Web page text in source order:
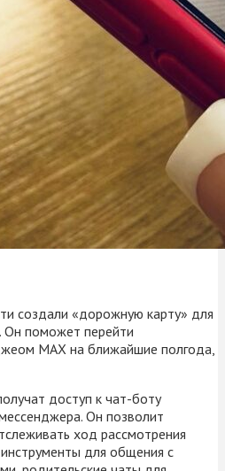
создали «дорожную карту» для
Он поможет перейти
MAX на ближайшие полгода,
доступ к чат-боту
Он позволит
ход рассмотрения
для общения с